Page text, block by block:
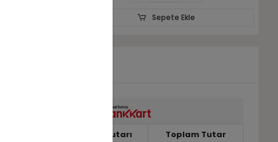
Taksit Tutarı
Toplam Tutar